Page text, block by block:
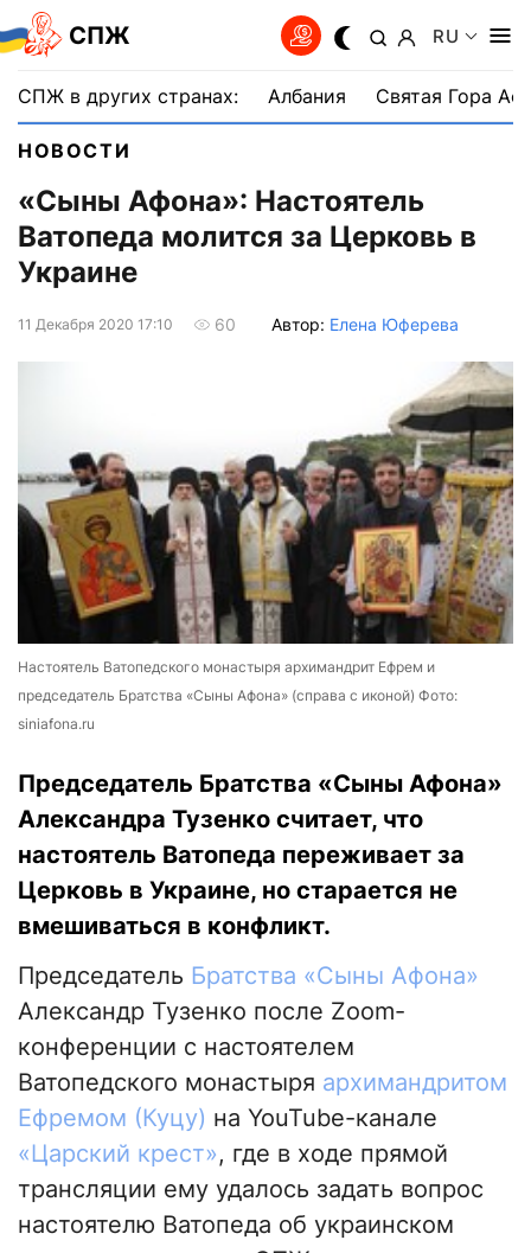
СПЖ RU
СПЖ в других странах: Албания Святая Гора
НОВОСТИ
«Сыны Афона»: Настоятель
Ватопеда молится за Церковь в
Украине
11 Декабря 2020 17:10 60 Автор: Елена Юферева
Настоятель Ватопедского монастыря архимандрит Ефрем и
председатель Братства «Сыны Афона» (справа с иконой) Фото:
siniafona.ru
Председатель Братства «Сыны Афона»
Александра Тузенко считает, что
настоятель Ватопеда переживает за
Церковь в Украине, но старается не
вмешиваться в конфликт.
Председатель Братства «Сыны Афона»
Александр Тузенко после Zoom-
конференции с настоятелем
Ватопедского монастыря архимандритом
Ефремом (Куцу) на YouTube-канале
«Царский крест», где в ходе прямой
трансляции ему удалось задать вопрос
настоятелю Ватопеда об украинском